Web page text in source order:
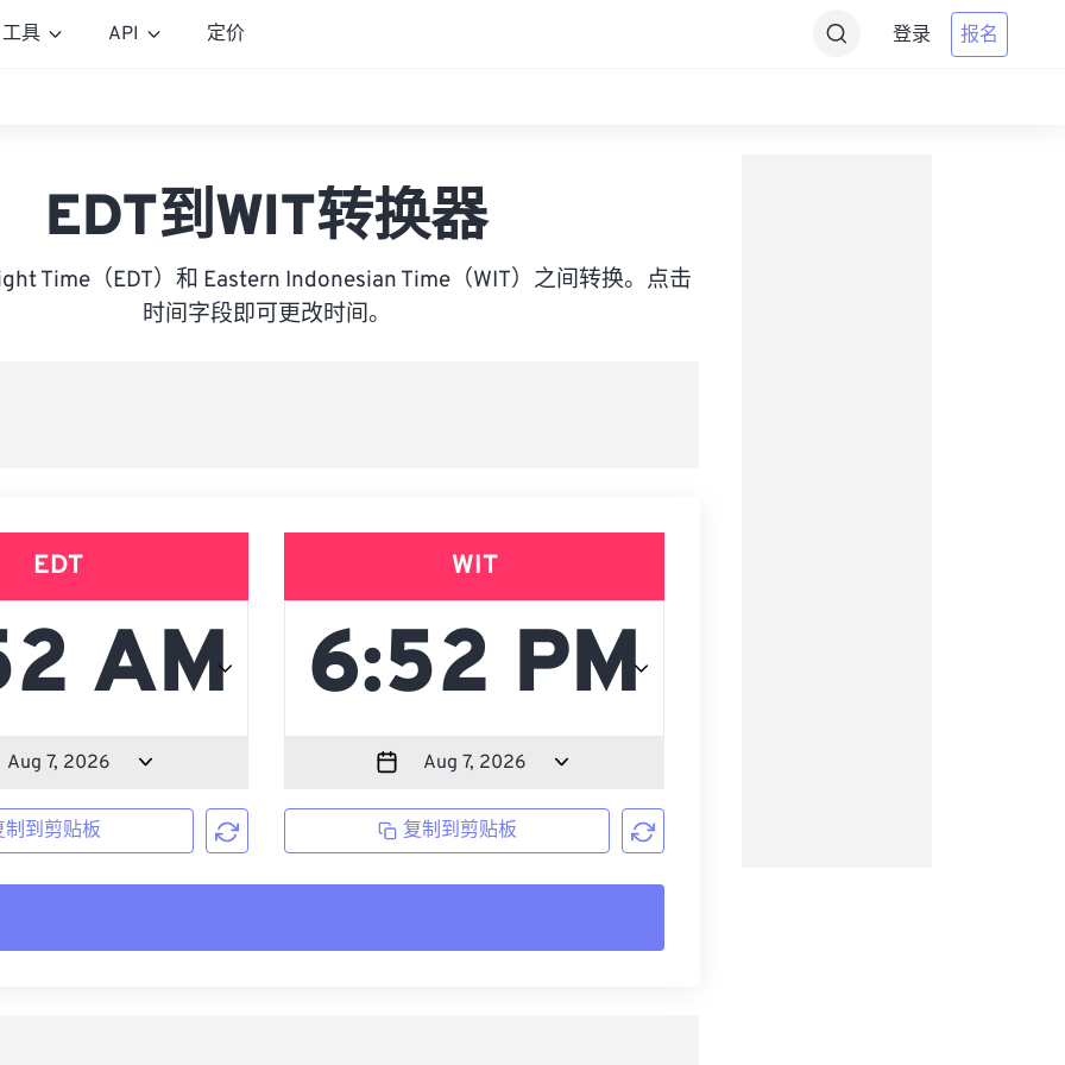
工具 API 定价 登录 报名
EDT到WIT转换器
Time（EDT）和 Eastern Indonesian Time（WIT）之间转换。点击
时间字段即可更改时间。
EDT
制到剪贴板
WIT
复制到剪贴板